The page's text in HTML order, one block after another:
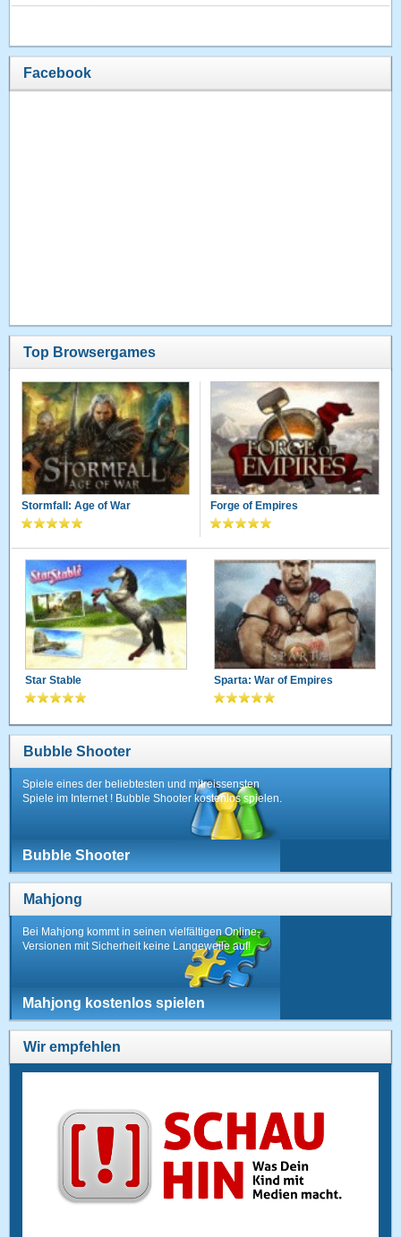
Facebook
Top Browsergames
Stormfall: Age of War Forge of Empires
Star Stable Sparta: War of Empires
Bubble Shooter
Spiele eines der beliebtesten und mitreissensten
Spiele im Internet ! Bubble Shooter kostenlos spielen.
Bubble Shooter
Mahjong
Bei Mahjong kommt in seinen vielfältigen Online-
Versionen mit Sicherheit keine Langeweile auf!
Mahjong kostenlos spielen
Wir empfehlen